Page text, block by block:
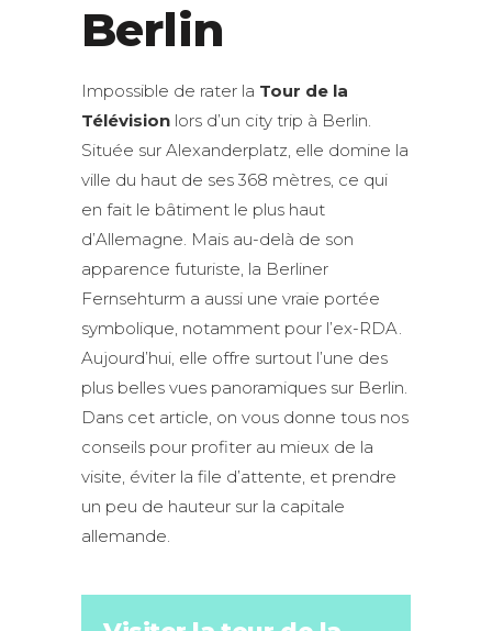
Berlin
Impossible de rater la Tour de la
Télévision lors d’un city trip à Berlin.
Située sur Alexanderplatz, elle domine la
ville du haut de ses 368 mètres, ce qui
en fait le bâtiment le plus haut
d’Allemagne. Mais au-delà de son
apparence futuriste, la Berliner
Fernsehturm a aussi une vraie portée
symbolique, notamment pour l’ex-RDA.
Aujourd’hui, elle offre surtout l’une des
plus belles vues panoramiques sur Berlin.
Dans cet article, on vous donne tous nos
conseils pour profiter au mieux de la
visite, éviter la file d’attente, et prendre
un peu de hauteur sur la capitale
allemande.